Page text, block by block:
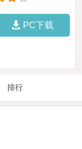
PC下载
排行